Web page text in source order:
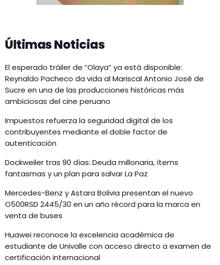
Últimas Noticias
El esperado tráiler de “Olaya” ya está disponible:
Reynaldo Pacheco da vida al Mariscal Antonio José de
Sucre en una de las producciones históricas más
ambiciosas del cine peruano
Impuestos refuerza la seguridad digital de los
contribuyentes mediante el doble factor de
autenticación
Dockweiler tras 90 días: Deuda millonaria, ítems
fantasmas y un plan para salvar La Paz
Mercedes-Benz y Astara Bolivia presentan el nuevo
O500RSD 2445/30 en un año récord para la marca en
venta de buses
Huawei reconoce la excelencia académica de
estudiante de Univalle con acceso directo a examen de
certificación internacional